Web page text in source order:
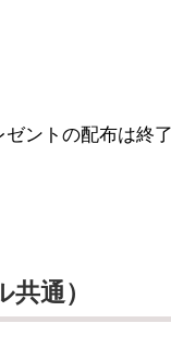
ントの配布は終
通）